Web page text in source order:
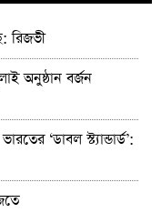
রিজভী
অনুষ্ঠান বর্জন
‘ডাবল স্ট্যান্ডার্ড’: